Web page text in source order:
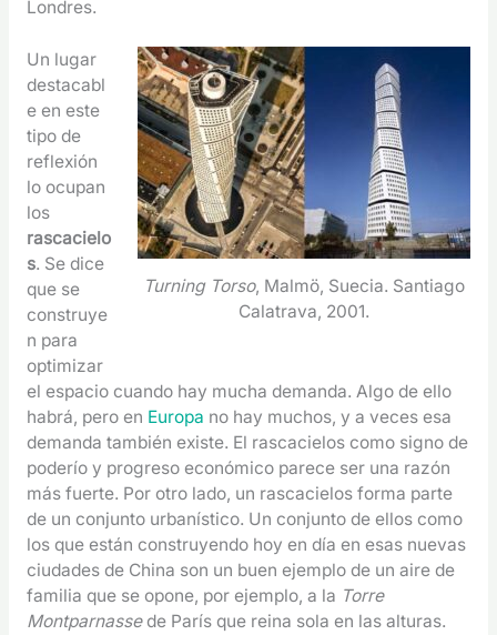
Londres.
Turning Torso, Malmö, Suecia. Santiago
Calatrava, 2001.
Un lugar
destacabl
e en este
tipo de
reflexión
lo ocupan
los
rascacielo
s. Se dice
que se
construye
n para
optimizar
el espacio cuando hay mucha demanda. Algo de ello
habrá, pero en Europa no hay muchos, y a veces esa
demanda también existe. El rascacielos como signo de
poderío y progreso económico parece ser una razón
más fuerte. Por otro lado, un rascacielos forma parte
de un conjunto urbanístico. Un conjunto de ellos como
los que están construyendo hoy en día en esas nuevas
ciudades de China son un buen ejemplo de un aire de
familia que se opone, por ejemplo, a la Torre
Montparnassede París que reina sola en las alturas.